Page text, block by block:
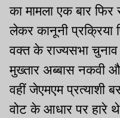
का मामला एक बार
लेकर कानूनी
वक्त के राज्यसभा चुनाव
मुख्तार अब्बास नकवी
वहीं जेएमएम प्रत्याशी
वोट के आधार पर हारे